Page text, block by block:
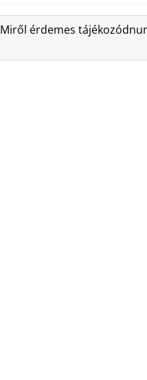
Miről érdemes